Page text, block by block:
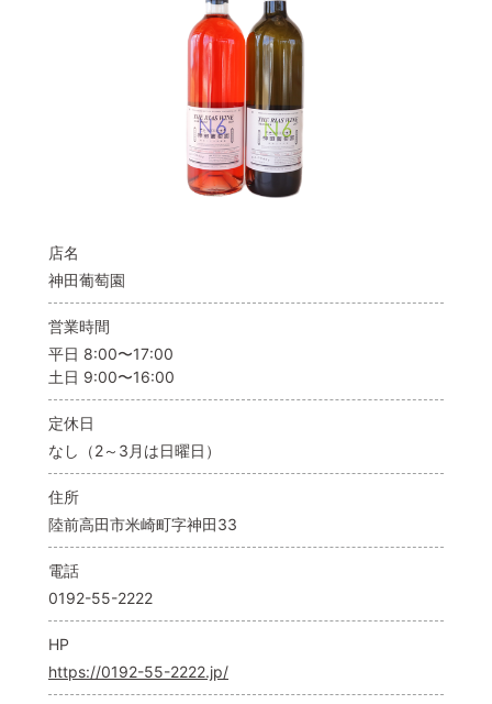
店名
神田葡萄園
営業時間
平日 8:00〜17:00
土日 9:00〜16:00
定休日
なし（2～3月は日曜日）
住所
陸前高田市米崎町字神田33
電話
0192-55-2222
HP
https://0192-55-2222.jp/